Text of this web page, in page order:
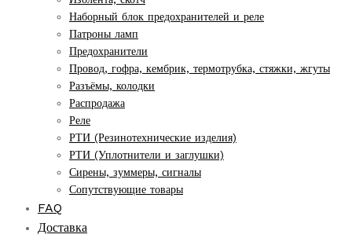
Наборный блок предохранителей и реле
Патроны ламп
Предохранители
Провод, гофра, кембрик, термотрубка, стяжки, жгуты
Разъёмы, колодки
Распродажа
Реле
РТИ (Резинотехнические изделия)
РТИ (Уплотнители и заглушки)
Сирены, зуммеры, сигналы
Сопутствующие товары
FAQ
Доставка